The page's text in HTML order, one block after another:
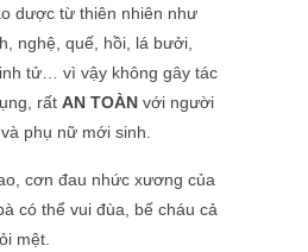
dược từ thiên nhiên như
nghệ, quế, hồi, lá bưởi,
tử… vì vậy không gây tác
rất AN TOÀN với người
phụ nữ mới sinh.
cơn đau nhức xương của
có thể vui đùa, bế cháu cả
mệt.